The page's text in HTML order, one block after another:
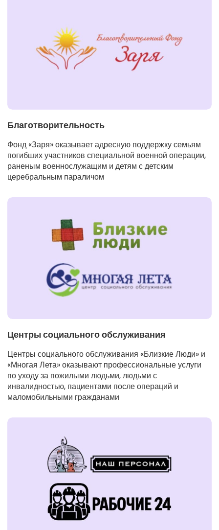
Благотворительность
Фонд «Заря» оказывает адресную поддержку семьям
погибших участников специальной военной операции,
раненым военнослужащим и детям с детским
церебральным параличом
Центры социального обслуживания
Центры социального обслуживания «Близкие Люди» и
«Многая Лета» оказывают профессиональные услуги
по уходу за пожилыми людьми, людьми с
инвалидностью, пациентами после операций и
маломобильными гражданами